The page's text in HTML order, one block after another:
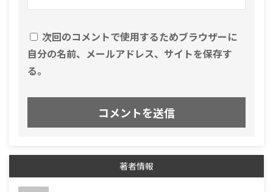
次回のコメントで使用するためブラウザーに
自分の名前、メールアドレス、サイトを保存す
る。
著者情報